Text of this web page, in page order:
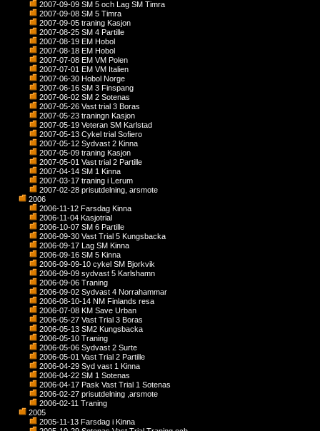
2007-09-09 SM 5 och Lag SM Timra
2007-09-08 SM 5 Timra
2007-09-05 traning Kasjon
2007-08-25 SM 4 Partille
2007-08-19 EM Hobol
2007-08-18 EM Hobol
2007-07-08 EM VM Polen
2007-07-01 EM VM Italien
2007-06-30 Hobol Norge
2007-06-16 SM 3 Finspang
2007-06-02 SM 2 Sotenas
2007-05-26 Vast trial 3 Boras
2007-05-23 traningn Kasjon
2007-05-19 Veteran SM Karlstad
2007-05-13 Cykel trial Sofiero
2007-05-12 Sydvast 2 Kinna
2007-05-09 traning Kasjon
2007-05-01 Vast trial 2 Partille
2007-04-14 SM 1 Kinna
2007-03-17 traning i Lerum
2007-02-28 prisutdelning, arsmote
2006
2006-11-12 Farsdag Kinna
2006-11-04 Kasjotrial
2006-10-07 SM 6 Partille
2006-09-30 Vast Trial 5 Kungsbacka
2006-09-17 Lag SM Kinna
2006-09-16 SM 5 Kinna
2006-09-09-10 cykel SM Bjorkvik
2006-09-09 sydvast 5 Karlshamn
2006-09-06 Traning
2006-09-02 Sydvast 4 Norrahammar
2006-08-10-14 NM Finlands resa
2006-07-08 KM Save Urban
2006-05-27 Vast Trial 3 Boras
2006-05-13 SM2 Kungsbacka
2006-05-10 Traning
2006-05-06 Sydvast 2 Surte
2006-05-01 Vast Trial 2 Partille
2006-04-29 Syd vast 1 Kinna
2006-04-22 SM 1 Sotenas
2006-04-17 Pask Vast Trial 1 Sotenas
2006-02-27 prisutdelning ,arsmote
2006-02-11 Traning
2005
2005-11-13 Farsdag i Kinna